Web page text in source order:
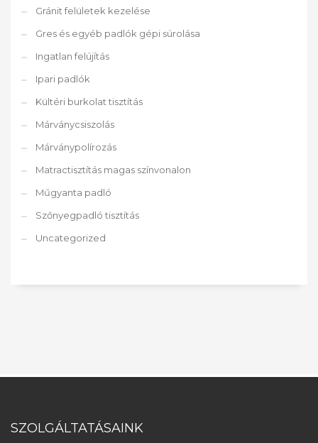
Gránit felületek kezelése
Gres és egyéb padlók gépi súrolása
Ingatlan felújítás
Ipari padlók
Kültéri burkolat tisztítás
Márványcsiszolás
Márványpolírozás
Matractisztítás magas színvonalon
Műgyanta padló
Szőnyegpadló tisztítás
Uncategorized
SZOLGÁLTATÁSAINK